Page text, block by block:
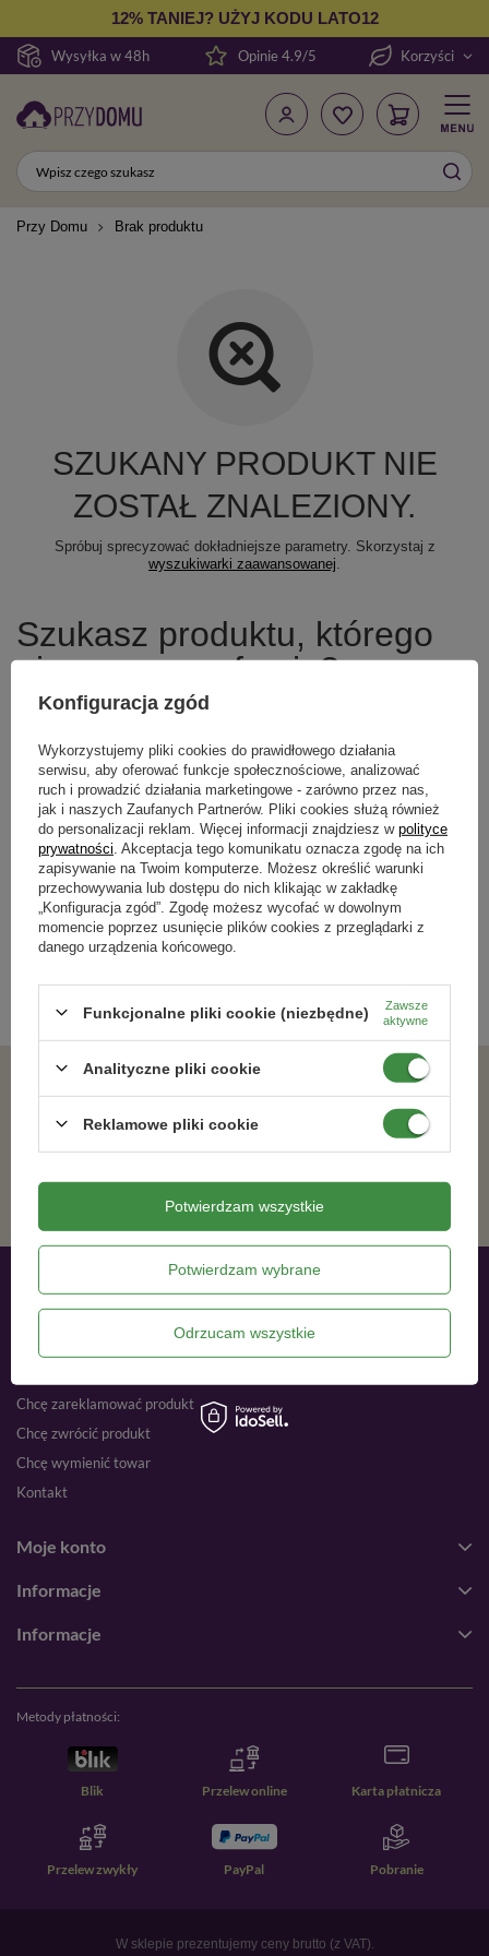
Wysyłka w 48h
12% TANIEJ? UŻYJ KODU LATO12
Opinie 4.9/5 Korzyści
Przy Domu Brak produktu
SZUKANY PRODUKT NIE
ZOSTAŁ ZNALEZIONY.
Spróbuj sprecyzować dokładniejsze parametry. Skorzystaj z
wyszukiwarki zaawansowanej.
Szukasz produktu, którego
nie mamy w ofercie?
Jeśli nie znalazłeś w naszej ofercie produktu, a chciałbyś kupić go w
przesłać nam opis szukanego przedmiotu. Aby móc to zrobić musisz
byćzalogowany.
Newsletter
Zapisz się do newslettera i bądź na
bieżąco z aktualnymi promocjami
Zgadzam się na otrzymywanie wiadomości marketingowych na podany adres e-mail oraz przetwarzanie danych osobowych zgodnie z
ZAPISZ SIĘ
Moje zamówienia
Chcę zareklamować produkt
Chcę zwrócić produkt
Chcę wymienić towar
Kontakt
Moje konto
Informacje
Informacje
Metody płatności:
Blik Przelew online Karta płatnicza
Przelew zwykły PayPal Pobranie
W sklepie prezentujemy ceny brutto (z VAT).
Konfiguracja zgód
Wykorzystujemy pliki cookies do prawidłowego działania
serwisu, aby oferować funkcje społecznościowe, analizować
ruch i prowadzić działania marketingowe - zarówno przez nas,
jak i naszych Zaufanych Partnerów. Pliki cookies służą również
do personalizacji reklam. Więcej informacji znajdziesz w polityce
prywatności . Akceptacja tego komunikatu oznacza zgodę na ich
zapisywanie na Twoim komputerze. Możesz określić warunki
przechowywania lub dostępu do nich klikając w zakładkę
„Konfiguracja zgód”. Zgodę możesz wycofać w dowolnym
momencie poprzez usunięcie plików cookies z przeglądarki z
danego urządzenia końcowego.
Funkcjonalne pliki cookie (niezbędne)
Zawsze
aktywne
Analityczne pliki cookie
Reklamowe pliki cookie
Potwierdzam wybrane
Odrzucam wszystkie
Potwierdzam wszystkie